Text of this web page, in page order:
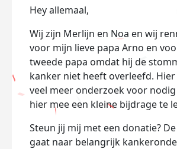
Hey allemaal,
Wij zijn Merlijn en Noa en wij
voor mijn lieve papa Arno en
tweede papa omdat hij de
kanker niet heeft overleefd. Hier
veel meer onderzoek voor
hier mee een kleine bijdrage te
Steun jij mij met een donatie?
gaat naar belangrijk